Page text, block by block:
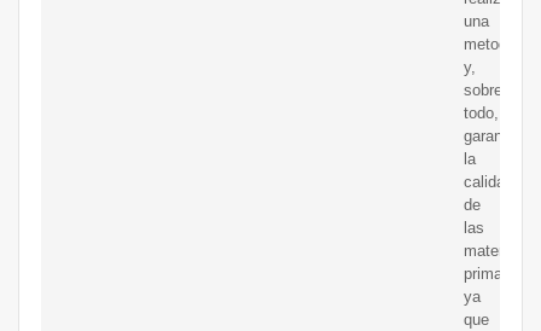
una
y,
sobre
todo,
garantizar
la
calidad
de
las
materias
primas,
ya
que